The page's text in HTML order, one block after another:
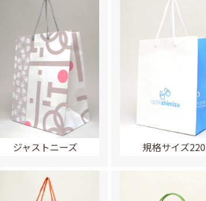
ジャストニーズ 規格サイズ220